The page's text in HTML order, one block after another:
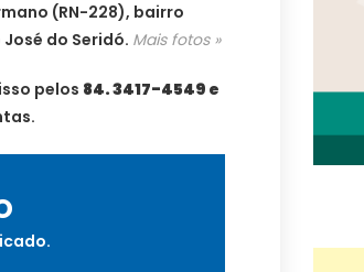
(RN-228), bairro
do Seridó. Mais fotos »
pelos 84. 3417-4549 e